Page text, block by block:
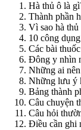
Hà thủ ô là
Thành phần
Vì sao hà
10 công
Các bài
Đông y nhìn
Những ai
Những lưu ý
Bảng thành
Câu chuyện
Câu hỏi
Điều cần ghi